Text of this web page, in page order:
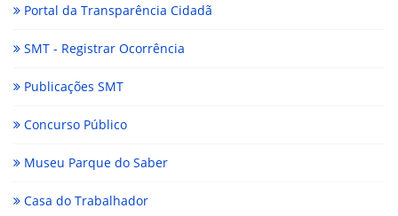
Portal da Transparência Cidadã
SMT - Registrar Ocorrência
Publicações SMT
Concurso Público
Museu Parque do Saber
Casa do Trabalhador